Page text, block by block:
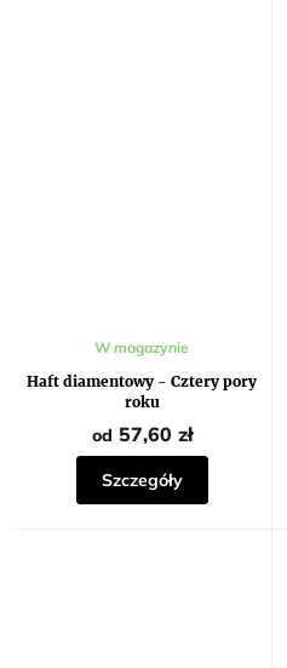
Haft diamentowy - Cztery pory
roku
Średnia
ocena
produktu
wynosi
5,0
na
5
gwiazdek.
W magazynie
od 57,60 zł
Szczegóły